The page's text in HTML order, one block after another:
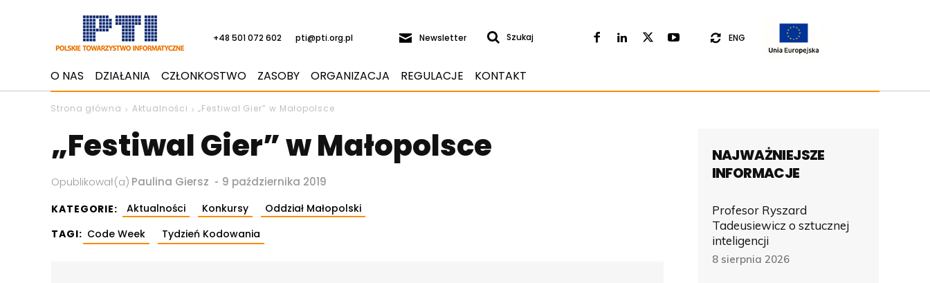
+48 501 072 602 pti@pti.org.pl Newsletter Szukaj ENG
O NAS DZIAŁANIA CZŁONKOSTWO ZASOBY ORGANIZACJA REGULACJE KONTAKT
Strona główna Aktualności „Festiwal Gier” w Małopolsce
„Festiwal Gier” w Małopolsce
Opublikował(a) Paulina Giersz - 9 października 2019
KATEGORIE: Aktualności Konkursy
Oddział Małopolski
TAGI: Code Week Tydzień Kodowania
NAJWAŻNIEJSZE
INFORMACJE
Profesor Ryszard
Tadeusiewicz o sztucznej
inteligencji
8 sierpnia 2026